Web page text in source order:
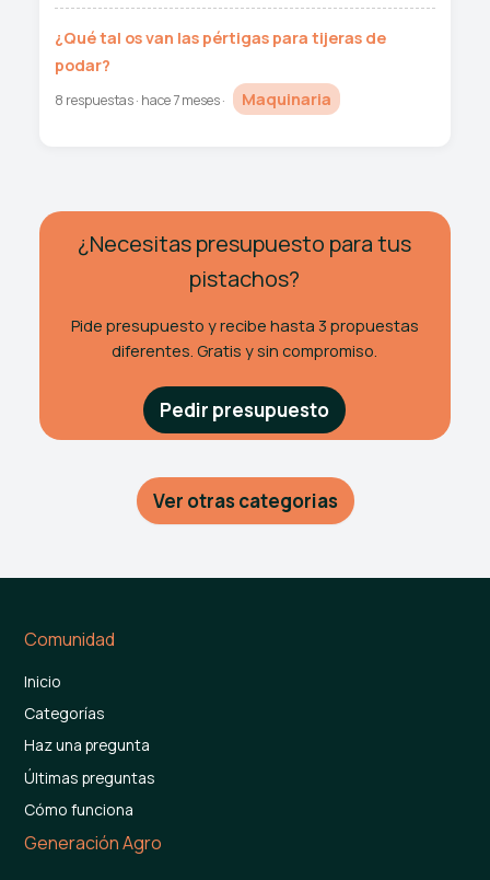
¿Qué tal os van las pértigas para tijeras de
podar?
8 respuestas · hace 7 meses · Maquinaria
¿Necesitas presupuesto para tus
pistachos?
Pide presupuesto y recibe hasta 3 propuestas
diferentes. Gratis y sin compromiso.
Pedir presupuesto
Ver otras categorias
Comunidad
Inicio
Categorías
Haz una pregunta
Últimas preguntas
Cómo funciona
Generación Agro